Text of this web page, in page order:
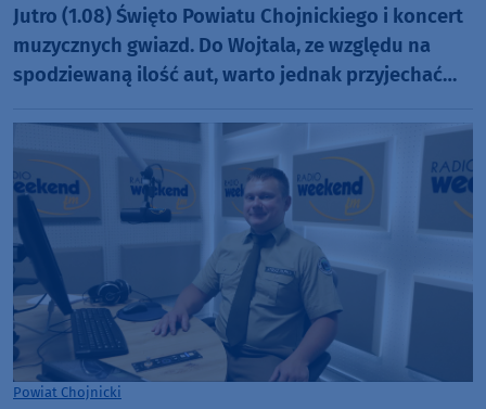
Jutro (1.08) Święto Powiatu Chojnickiego i koncert
muzycznych gwiazd. Do Wojtala, ze względu na
spodziewaną ilość aut, warto jednak przyjechać
Powiat Chojnicki